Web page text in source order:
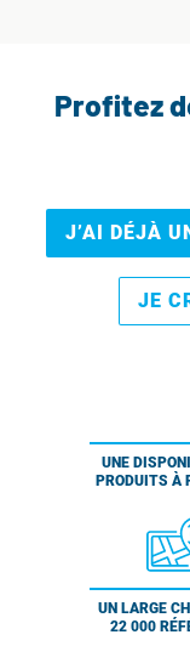
Profitez
J’AI DÉJÀ
JE
UNE
PRODUITS À
UN LARGE
22 000